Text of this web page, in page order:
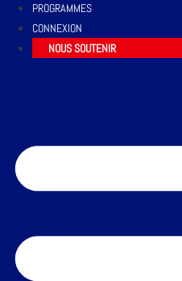
PROGRAMMES
CONNEXION
NOUS SOUTENIR